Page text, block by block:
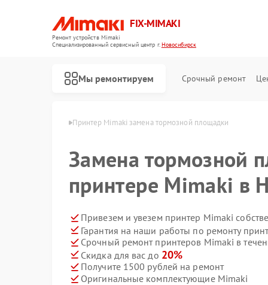
FIX-MIMAKI
Ремонт устройств Mimaki
Специализированный cервисный центр г.Новосибирск
Мы ремонтируем Срочный ремонт
Принтер Mimaki замена тормозной площадки
Замена тормозной
принтере Mimaki в
Привезем и увезем принтер Mimaki
Гарантия на наши работы по ремонту
Срочный ремонт принтеров Mimaki в
Скидка для вас до 20%
Получите 1500 рублей на ремонт
Оригинальные комплектующие Mimaki